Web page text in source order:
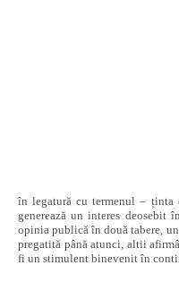
în legatură cu termenul – ținta
generează un interes
opinia publică în două tabere,
pregatită până atunci, altii
fi un stimulent binevenit în